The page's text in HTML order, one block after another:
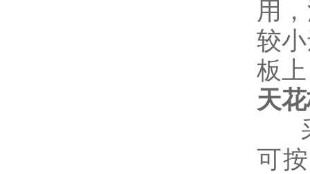
用
较
板
天
采
可